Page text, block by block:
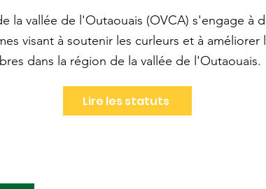
la vallée de l'Outaouais (OVCA) s'engage à
visant à soutenir les curleurs et à améliorer
dans la région de la vallée de l'Outaouais.
Lire les statuts